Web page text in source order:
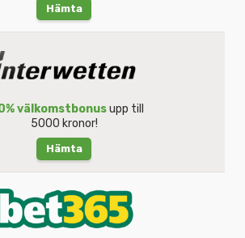
Hämta
välkomstbonusupp till
5000 kronor!
Hämta